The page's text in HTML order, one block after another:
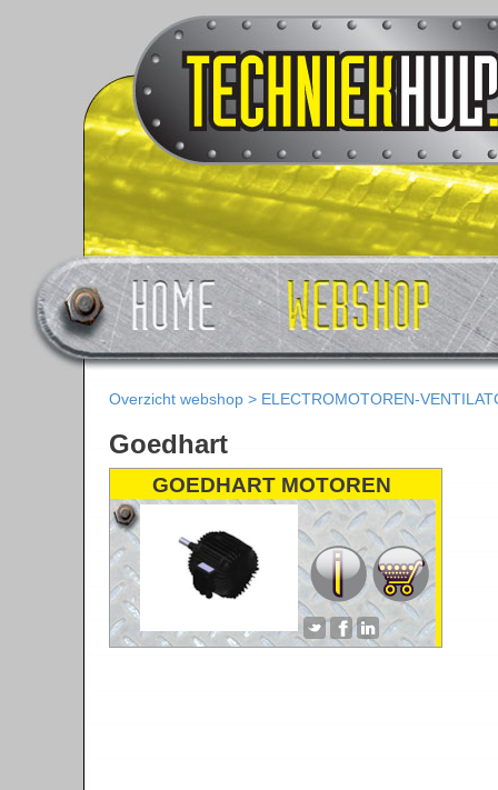
Overzicht webshop > ELECTROMOTOREN-
Goedhart
GOEDHART MOTOREN
VENTILATOREN